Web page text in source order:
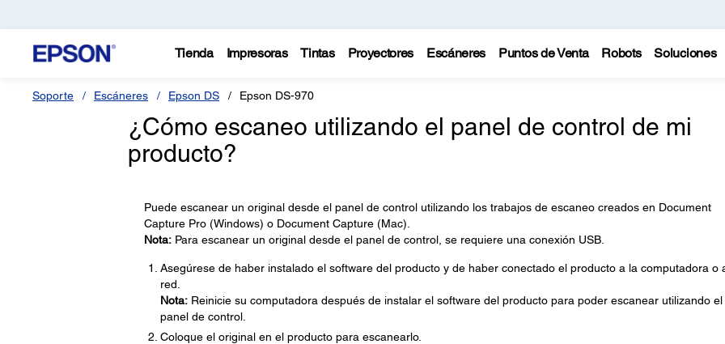
Tienda Impresoras Tintas Proyectores Escáneres Puntos de Venta Robots Soluciones
Soporte Escáneres Epson DS Epson DS-970
¿Cómo escaneo utilizando el panel de control de mi
producto?
Puede escanear un original desde el panel de control utilizando los trabajos de escaneo creados en Document
Capture Pro (Windows) o Document Capture (Mac).
Nota:Para escanear un original desde el panel de control, se requiere una conexión USB.
Asegúrese de haber instalado el software del producto y de haber conectado el producto a la computadora o
red.
Nota:Reinicie su computadora después de instalar el software del producto para poder escanear utilizando el
panel de control.
Coloque el original en el producto para escanearlo.